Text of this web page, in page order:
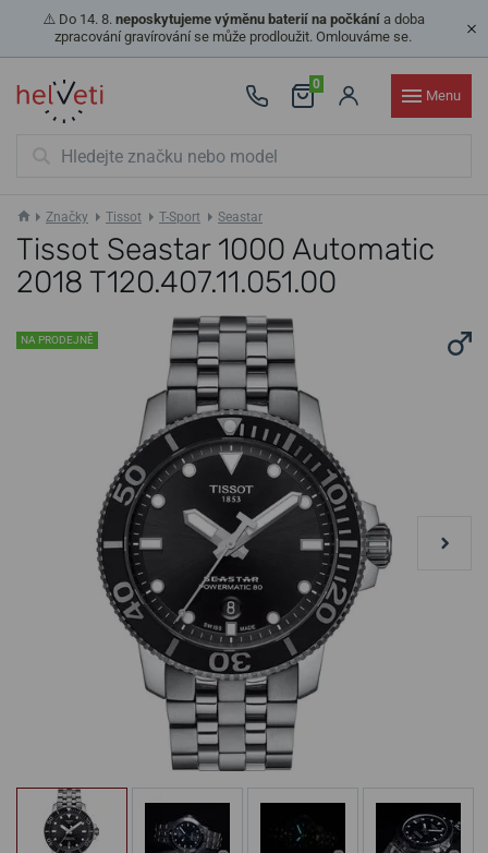
⚠️ Do 14. 8. neposkytujeme výměnu baterií na počkánía doba
zpracování gravírování se může prodloužit. Omlouváme se.
0
Menu
Značky Tissot T-Sport Seastar
Tissot Seastar 1000 Automatic
2018 T120.407.11.051.00
NA PRODEJNĚ